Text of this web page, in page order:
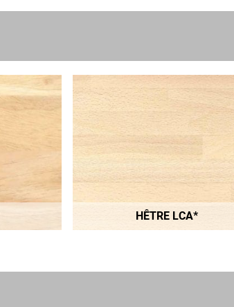
HÊTRE LCA*